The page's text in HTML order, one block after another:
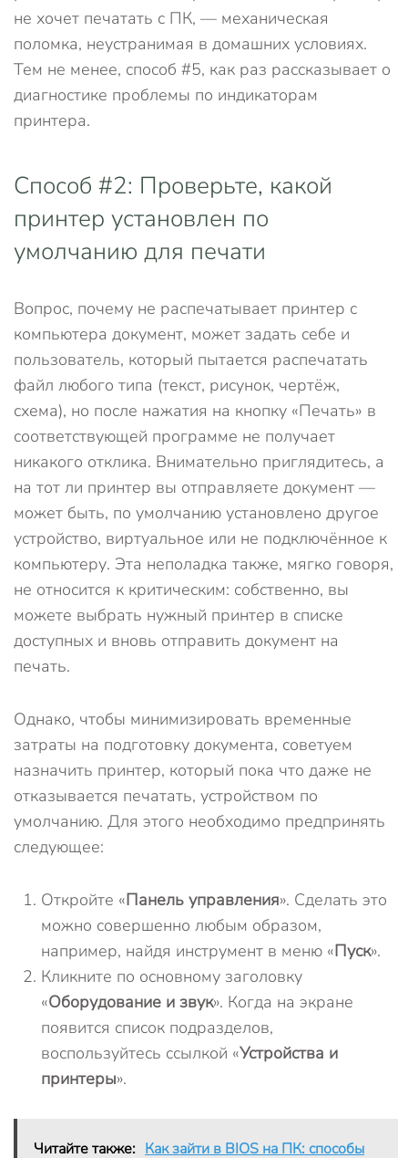
не хочет печатать с ПК, — механическая
поломка, неустранимая в домашних условиях.
Тем не менее, способ #5, как раз рассказывает о
диагностике проблемы по индикаторам
принтера.
Способ #2: Проверьте, какой
принтер установлен по
умолчанию для печати
Вопрос, почему не распечатывает принтер с
компьютера документ, может задать себе и
пользователь, который пытается распечатать
файл любого типа (текст, рисунок, чертёж,
схема), но после нажатия на кнопку «Печать» в
соответствующей программе не получает
никакого отклика. Внимательно приглядитесь, а
на тот ли принтер вы отправляете документ —
может быть, по умолчанию установлено другое
устройство, виртуальное или не подключённое к
компьютеру. Эта неполадка также, мягко говоря,
не относится к критическим: собственно, вы
можете выбрать нужный принтер в списке
доступных и вновь отправить документ на
печать.
Однако, чтобы минимизировать временные
затраты на подготовку документа, советуем
назначить принтер, который пока что даже не
отказывается печатать, устройством по
умолчанию. Для этого необходимо предпринять
следующее:
Откройте «Панель управления». Сделать это
можно совершенно любым образом,
например, найдя инструмент в меню «Пуск».
Кликните по основному заголовку
«Оборудование и звук». Когда на экране
появится список подразделов,
воспользуйтесь ссылкой «Устройства и
принтеры».
Читайте также: Как зайти в BIOS на ПК: способы